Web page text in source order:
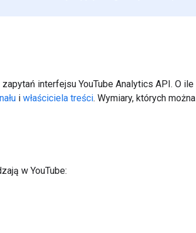
interfejsu YouTube Analytics API. O ile
i właściciela treści. Wymiary, których można
w YouTube: